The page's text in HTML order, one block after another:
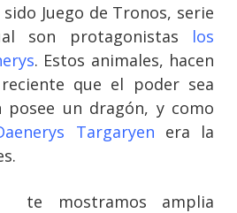
Juego de Tronos, serie
son protagonistas los
. Estos animales, hacen
que el poder sea
posee un dragón, y como
Targaryen era la
te mostramos amplia